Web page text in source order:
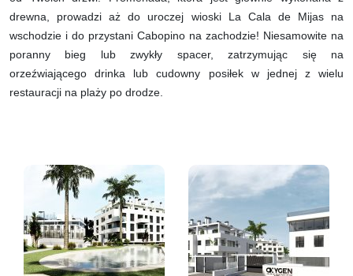
drewna, prowadzi aż do uroczej wioski La Cala de Mijas na
wschodzie i do przystani Cabopino na zachodzie! Niesamowite na
poranny bieg lub zwykły spacer, zatrzymując się na
orzeźwiającego drinka lub cudowny posiłek w jednej z wielu
restauracji na plaży po drodze.